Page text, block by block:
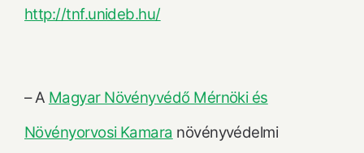
http://tnf.unideb.hu/
– A Magyar Növényvédő Mérnöki és
Növényorvosi Kamara növényvédelmi